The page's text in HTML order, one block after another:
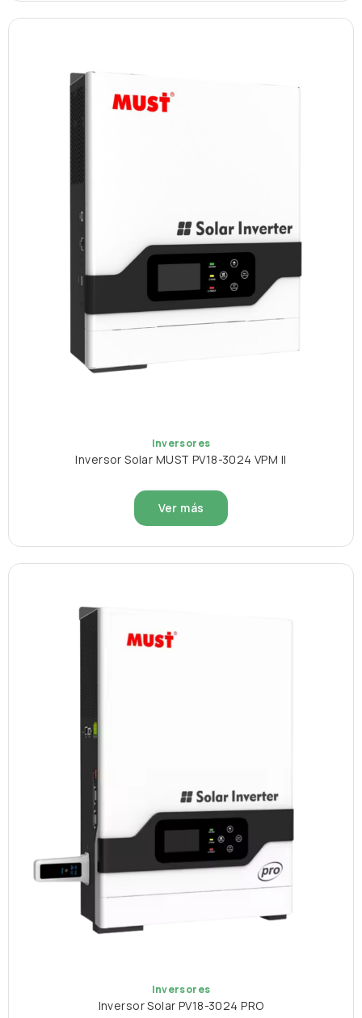
Inversores
Inversor Solar MUST PV18-3024 VPM II
Ver más
Inversores
Inversor Solar PV18-3024 PRO